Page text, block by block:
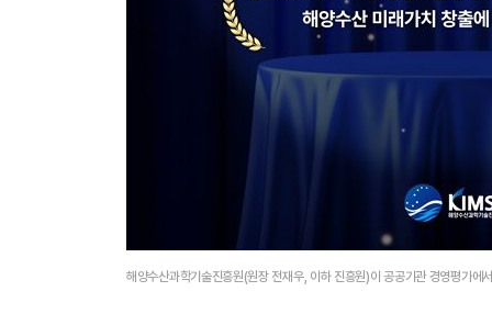
해양수산과학기술진흥원(원장 전재우, 이하 진흥원)이 공공기관 경영평가